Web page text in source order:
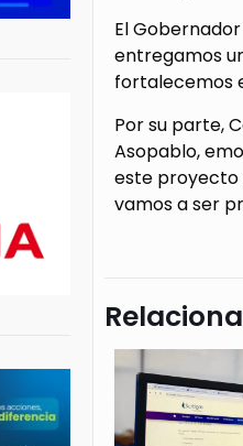
El
entregamos
fortalecemos
Por su parte,
Asopablo,
este proyecto
vamos a ser